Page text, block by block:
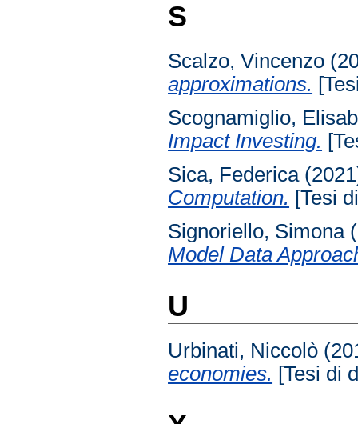
S
Scalzo, Vincenzo
approximations.
Scognamiglio,
Impact Investing.
Sica, Federica
Computation. [Tesi
Signoriello, Simona
Model Data
U
Urbinati, Niccolò
economies. [Tesi di